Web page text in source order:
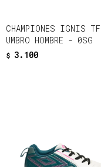
CHAMPIONES IGNIS TF
UMBRO HOMBRE - 0SG
$ 3.100